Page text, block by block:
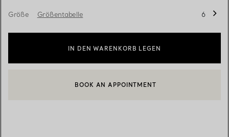
Größe Größentabelle 6
IN DEN WARENKORB LEGEN
EINEN KUNDENBERATER KONTAKTIEREN ODER EINEN
BOOK AN APPOINTMENT